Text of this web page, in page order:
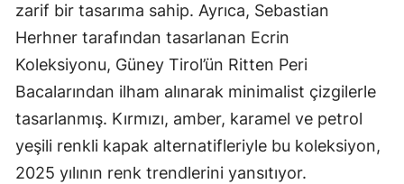
zarif bir tasarıma sahip. Ayrıca, Sebastian
Herhner tarafından tasarlanan Ecrin
Koleksiyonu, Güney Tirol’ün Ritten Peri
Bacalarından ilham alınarak minimalist çizgilerle
tasarlanmış. Kırmızı, amber, karamel ve petrol
yeşili renkli kapak alternatifleriyle bu koleksiyon,
2025 yılının renk trendlerini yansıtıyor.